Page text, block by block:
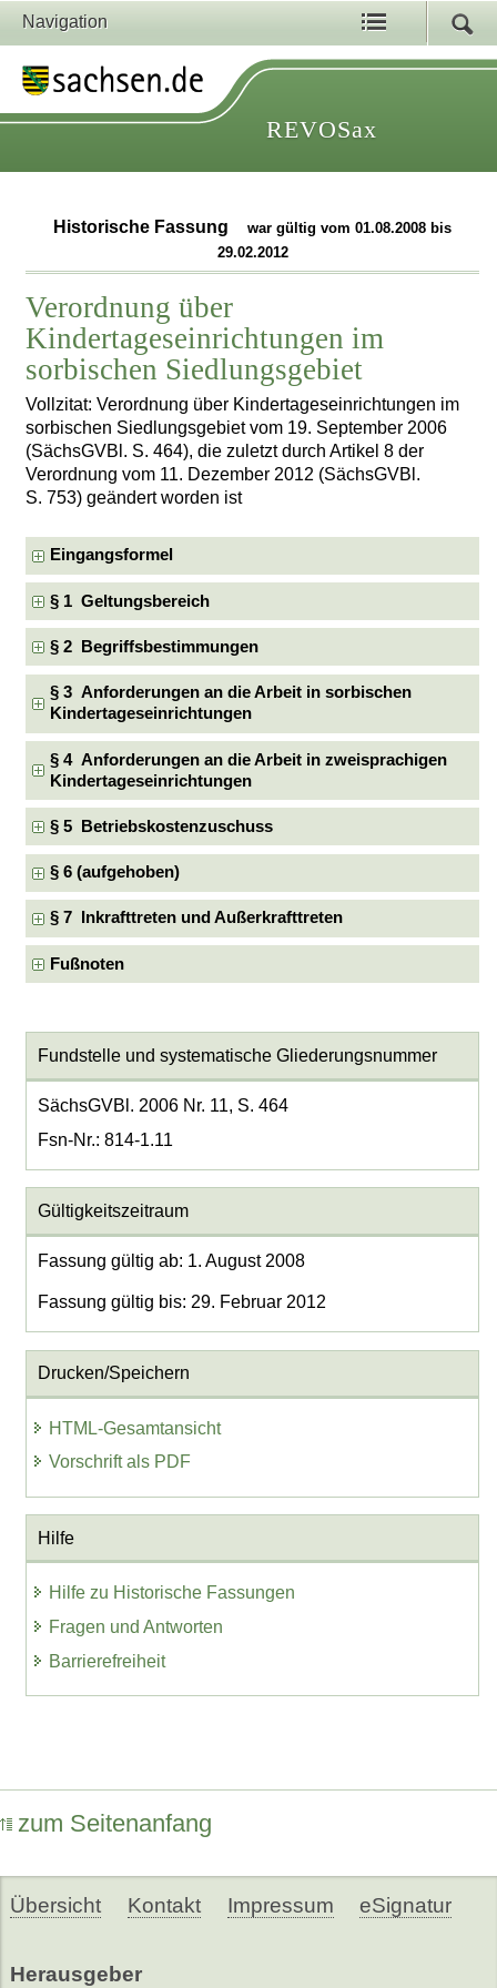
Navigation
REVOSax
Historische Fassung
war gültig vom 01.08.2008 bis
29.02.2012
Verordnung über
Kindertageseinrichtungen im
sorbischen Siedlungsgebiet
Vollzitat: Verordnung über Kindertageseinrichtungen im
sorbischen Siedlungsgebiet vom 19. September 2006
(SächsGVBl. S. 464), die zuletzt durch Artikel 8 der
Verordnung vom 11. Dezember 2012 (SächsGVBl.
S. 753) geändert worden ist
Eingangsformel
§ 1 Geltungsbereich
§ 2 Begriffsbestimmungen
§ 3 Anforderungen an die Arbeit in sorbischen
Kindertageseinrichtungen
§ 4 Anforderungen an die Arbeit in zweisprachigen
Kindertageseinrichtungen
§ 5 Betriebskostenzuschuss
§ 6 (aufgehoben)
§ 7 Inkrafttreten und Außerkrafttreten
Fußnoten
Fundstelle und systematische Gliederungsnummer
SächsGVBl. 2006 Nr. 11, S. 464
Fsn-Nr.: 814-1.11
Gültigkeitszeitraum
Fassung gültig ab: 1. August 2008
Fassung gültig bis: 29. Februar 2012
Drucken/Speichern
HTML-Gesamtansicht
Vorschrift als PDF
Hilfe
Hilfe zu Historische Fassungen
Fragen und Antworten
Barrierefreiheit
zum Seitenanfang
Übersicht Kontakt Impressum eSignatur
Herausgeber